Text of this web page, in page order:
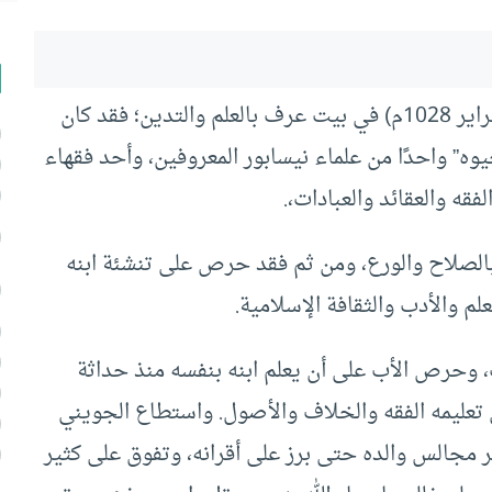
ولد الجويني في (18 من المحرم 419هـ= 12 من فبراير 1028م) في بيت عرف بالعلم والتدين؛ فقد كان
واحدًا من علماء نيسابور المعروفين، وأحد فقهاء
والعقائد والعبادات،.
والورع، ومن ثم فقد حرص على تنشئة ابنه
والثقافة الإسلامية.
وحرص الأب على أن يعلم ابنه بنفسه منذ حداثة
الفقه والخلاف والأصول. واستطاع الجويني
والده حتى برز على أقرانه، وتفوق على كثير